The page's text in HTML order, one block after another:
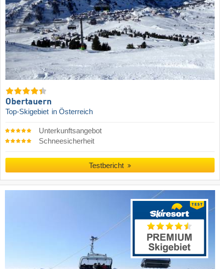
Obertauern
Top-Skigebiet in Österreich
Unterkunftsangebot
Schneesicherheit
Testbericht